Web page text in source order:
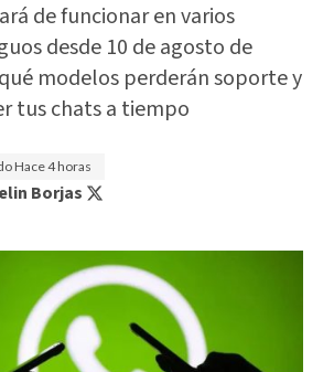
de funcionar en varios
desde 10 de agosto de
modelos perderán soporte y
tus chats a tiempo
Hace 4 horas
Borjas